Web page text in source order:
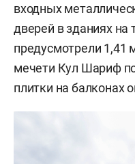
входных
дверей в зданиях на
предусмотрели 1,41
мечети Кул Шариф
плитки на балконах